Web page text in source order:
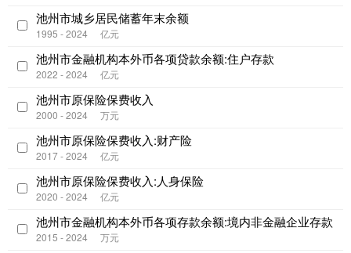
池州市城乡居民储蓄年末余额
1995 - 2024 亿元
池州市金融机构本外币各项贷款余额:住户存款
2022 - 2024 亿元
池州市原保险保费收入
2000 - 2024 万元
池州市原保险保费收入:财产险
2017 - 2024 亿元
池州市原保险保费收入:人身保险
2020 - 2024 亿元
池州市金融机构本外币各项存款余额:境内非金融企业存款
2015 - 2024 万元